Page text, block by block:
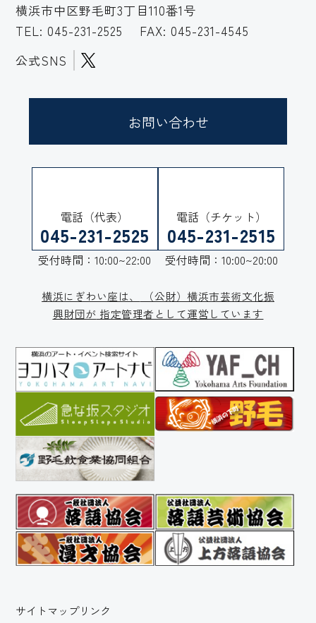
横浜市中区野毛町3丁目110番1号
TEL: 045-231-2525
FAX: 045-231-4545
公式SNS
お問い合わせ
電話（代表）
045-231-2525
受付時間：10:00~22:00
電話（チケット）
045-231-2515
受付時間：10:00~20:00
横浜にぎわい座は、
（公財）横浜市芸術文化振
興財団が 指定管理者として運営しています
サイトマップリンク